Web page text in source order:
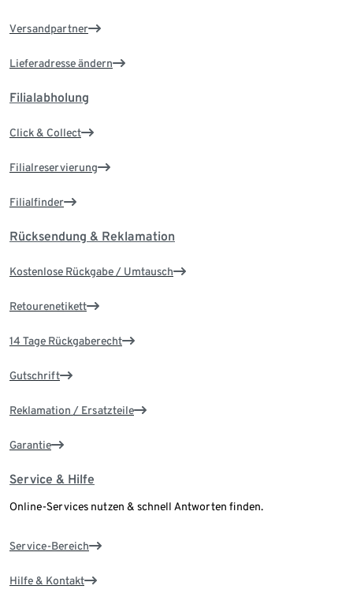
Versandpartner
Lieferadresse ändern
Filialabholung
Click & Collect
Filialreservierung
Filialfinder
Rücksendung & Reklamation
Kostenlose Rückgabe / Umtausch
Retourenetikett
14 Tage Rückgaberecht
Gutschrift
Reklamation / Ersatzteile
Garantie
Service & Hilfe
Online-Services nutzen & schnell Antworten finden.
Service-Bereich
Hilfe & Kontakt